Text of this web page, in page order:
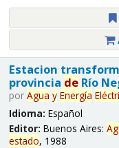
Estacion
provincia deRío
por Agua y Energía
Idioma: Español
Editor: Buenos Aires:
estado, 1988